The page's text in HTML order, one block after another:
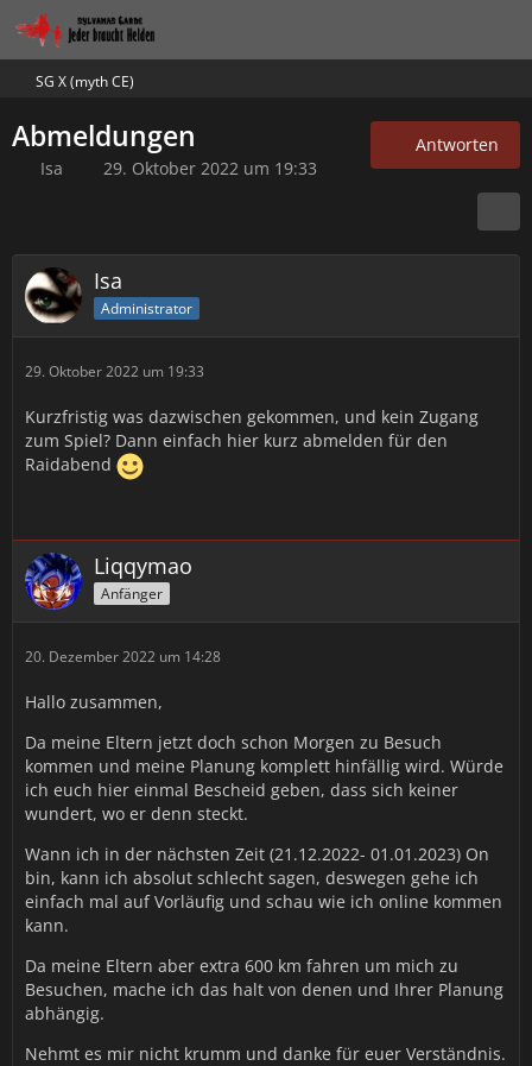
SG X (myth CE)
Abmeldungen
Isa 29. Oktober 2022 um 19:33
Antworten
Isa
Administrator
29. Oktober 2022 um 19:33
Kurzfristig was dazwischen gekommen, und kein Zugang
zum Spiel? Dann einfach hier kurz abmelden für den
Raidabend
Liqqymao
Anfänger
20. Dezember 2022 um 14:28
Hallo zusammen,
Da meine Eltern jetzt doch schon Morgen zu Besuch
kommen und meine Planung komplett hinfällig wird. Würde
ich euch hier einmal Bescheid geben, dass sich keiner
wundert, wo er denn steckt.
Wann ich in der nächsten Zeit (21.12.2022- 01.01.2023) On
bin, kann ich absolut schlecht sagen, deswegen gehe ich
einfach mal auf Vorläufig und schau wie ich online kommen
kann.
Da meine Eltern aber extra 600 km fahren um mich zu
Besuchen, mache ich das halt von denen und Ihrer Planung
abhängig.
Nehmt es mir nicht krumm und danke für euer Verständnis.